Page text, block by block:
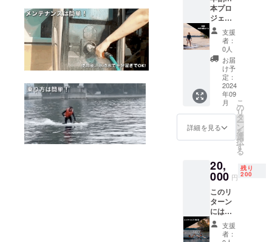
に喜び
をもた
らしま
す！ こ
のリ
ターン
には以
下が含
まれま
す： ・
【Cam
pfire限
定】
サー
フィン
ジェッ
トボー
ド １台
30分体
験 小売
価格:
本プロ
ジェク
トを支
援いた
だき、
ありが
とうご
ざいま
す。 私
たち
TKO
Japan
は、水
面輝く
晴れわ
の下、
あなた
の日常
に喜び
をもた
らしま
す！ こ
のリ
支援
者：
0人
お届
け予
定：
2024
年09
月
詳細を見る
こ
の
リ
タ
ー
ン
を
選
択
す
る
20,
000 円
残り
200
このリ
ターン
には以
下が含
まれま
支援
者：